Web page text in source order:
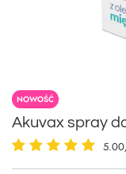
NOWOŚĆ
Akuvax spray